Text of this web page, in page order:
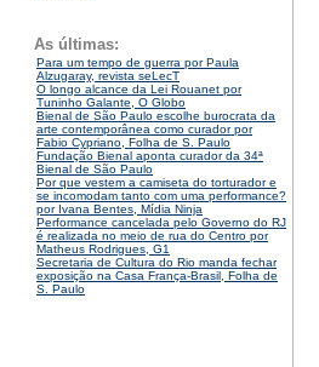
As últimas:
Para um tempo de guerra por Paula
Alzugaray, revista seLecT
O longo alcance da Lei Rouanet por
Tuninho Galante, O Globo
Bienal de São Paulo escolhe burocrata da
arte contemporânea como curador por
Fabio Cypriano, Folha de S. Paulo
Fundação Bienal aponta curador da 34ª
Bienal de São Paulo
Por que vestem a camiseta do torturador e
se incomodam tanto com uma performance?
por Ivana Bentes, Mídia Ninja
Performance cancelada pelo Governo do RJ
é realizada no meio de rua do Centro por
Matheus Rodrigues, G1
Secretaria de Cultura do Rio manda fechar
exposição na Casa França-Brasil, Folha de
S. Paulo